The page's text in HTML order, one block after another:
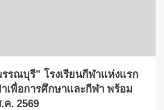
รณบุรี” โรงเรียนกีฬาแห่งแรก
เพื่อการศึกษาและกีฬา พร้อม
. 2569